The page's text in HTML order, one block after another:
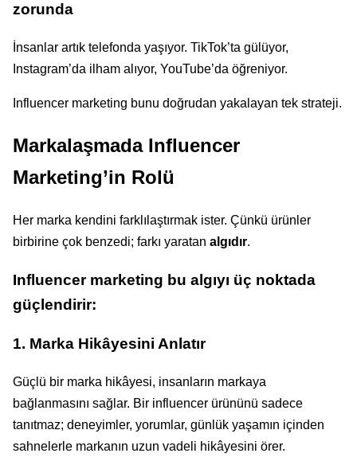
zorunda
İnsanlar artık telefonda yaşıyor. TikTok’ta gülüyor,
Instagram’da ilham alıyor, YouTube’da öğreniyor.
Influencer marketing bunu doğrudan yakalayan tek strateji.
Markalaşmada Influencer
Marketing’in Rolü
Her marka kendini farklılaştırmak ister. Çünkü ürünler
birbirine çok benzedi; farkı yaratan algıdır.
Influencer marketing bu algıyı üç noktada
güçlendirir:
1. Marka Hikâyesini Anlatır
Güçlü bir marka hikâyesi, insanların markaya
bağlanmasını sağlar. Bir influencer ürününü sadece
tanıtmaz; deneyimler, yorumlar, günlük yaşamın içinden
sahnelerle markanın uzun vadeli hikâyesini örer.